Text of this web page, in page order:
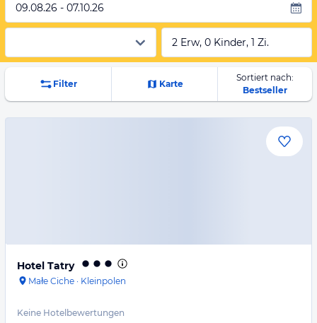
09.08.26 - 07.10.26
2 Erw, 0 Kinder, 1 Zi.
Filter Karte
Sortiert nach:
Bestseller
Hotel Tatry
Małe Ciche · Kleinpolen
Keine Hotelbewertungen